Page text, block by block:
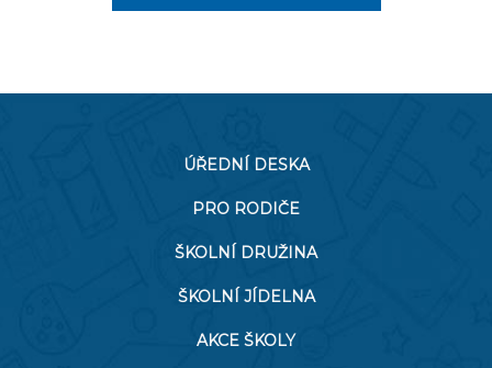
ÚŘEDNÍ DESKA
PRO RODIČE
ŠKOLNÍ DRUŽINA
ŠKOLNÍ JÍDELNA
AKCE ŠKOLY